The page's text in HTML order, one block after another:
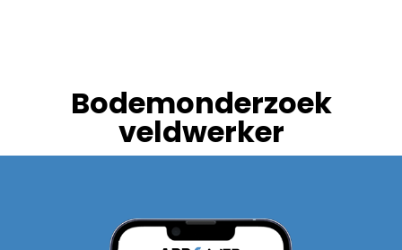
Bodemonderzoek
veldwerker​